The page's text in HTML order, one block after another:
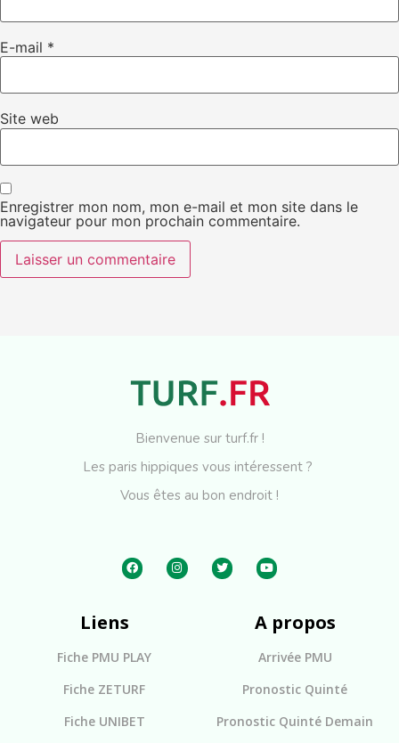
E-mail *
Site web
Enregistrer mon nom, mon e-mail et mon site dans le
navigateur pour mon prochain commentaire.
Bienvenue sur turf.fr !
Les paris hippiques vous intéressent ?
Vous êtes au bon endroit !
Liens
Fiche PMU PLAY
Fiche ZETURF
Fiche UNIBET
A propos
Arrivée PMU
Pronostic Quinté
Pronostic Quinté Demain